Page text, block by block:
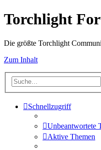
Torchlight
Die größte Torchlight
Zum Inhalt
Schnellzugriff
Unbeantwortete
Aktive Themen